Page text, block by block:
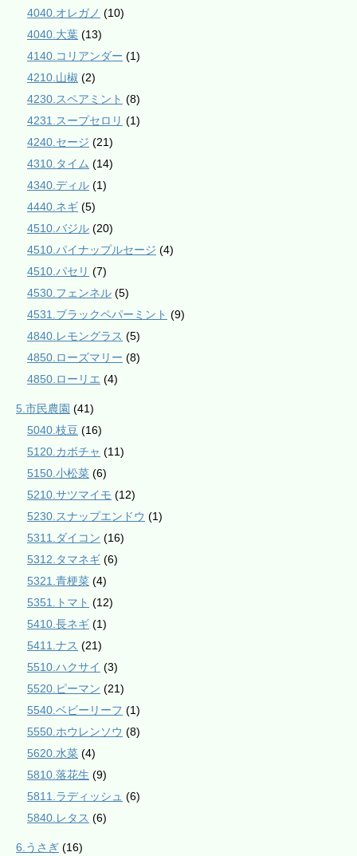
4040.オレガノ (10)
4040.大葉 (13)
4140.コリアンダー (1)
4210.山椒 (2)
4230.スペアミント (8)
4231.スープセロリ (1)
4240.セージ (21)
4310.タイム (14)
4340.ディル (1)
4440.ネギ (5)
4510.バジル (20)
4510.パイナップルセージ (4)
4510.パセリ (7)
4530.フェンネル (5)
4531.ブラックペパーミント (9)
4840.レモングラス (5)
4850.ローズマリー (8)
4850.ローリエ (4)
5.市民農園 (41)
5040.枝豆 (16)
5120.カボチャ (11)
5150.小松菜 (6)
5210.サツマイモ (12)
5230.スナップエンドウ (1)
5311.ダイコン (16)
5312.タマネギ (6)
5321.青梗菜 (4)
5351.トマト (12)
5410.長ネギ (1)
5411.ナス (21)
5510.ハクサイ (3)
5520.ピーマン (21)
5540.ベビーリーフ (1)
5550.ホウレンソウ (8)
5620.水菜 (4)
5810.落花生 (9)
5811.ラディッシュ (6)
5840.レタス (6)
6.うさぎ (16)